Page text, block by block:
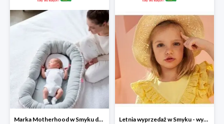
Marka Motherhood w Smyku do -40% Letnia wyprzedaż w Smyku - wybrane ubrania i buty do -50%